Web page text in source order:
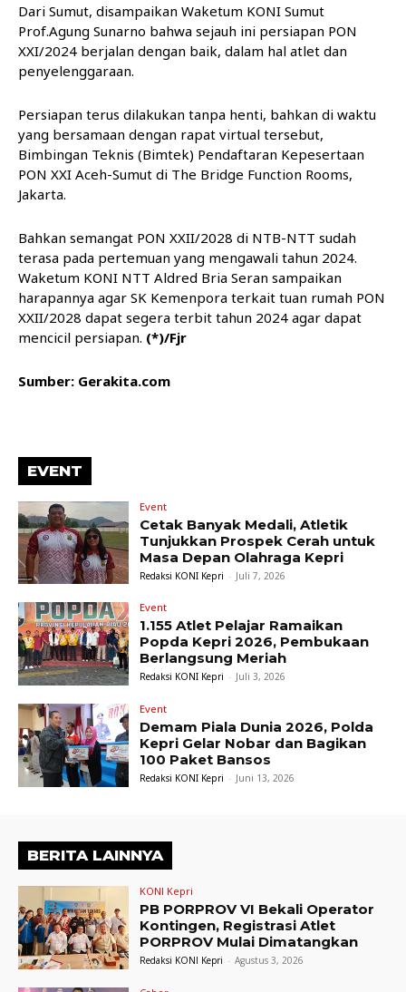
Dari Sumut, disampaikan Waketum KONI Sumut
Prof.Agung Sunarno bahwa sejauh ini persiapan PON
XXI/2024 berjalan dengan baik, dalam hal atlet dan
penyelenggaraan.
Persiapan terus dilakukan tanpa henti, bahkan di waktu
yang bersamaan dengan rapat virtual tersebut,
Bimbingan Teknis (Bimtek) Pendaftaran Kepesertaan
PON XXI Aceh-Sumut di The Bridge Function Rooms,
Jakarta.
Bahkan semangat PON XXII/2028 di NTB-NTT sudah
terasa pada pertemuan yang mengawali tahun 2024.
Waketum KONI NTT Aldred Bria Seran sampaikan
harapannya agar SK Kemenpora terkait tuan rumah PON
XXII/2028 dapat segera terbit tahun 2024 agar dapat
mencicil persiapan. (*)/Fjr
Sumber: Gerakita.com
EVENT
Event
Cetak Banyak Medali, Atletik
Tunjukkan Prospek Cerah untuk
Masa Depan Olahraga Kepri
Redaksi KONI Kepri - Juli 7, 2026
Event
1.155 Atlet Pelajar Ramaikan
Popda Kepri 2026, Pembukaan
Berlangsung Meriah
Redaksi KONI Kepri - Juli 3, 2026
Event
Demam Piala Dunia 2026, Polda
Kepri Gelar Nobar dan Bagikan
100 Paket Bansos
Redaksi KONI Kepri - Juni 13, 2026
BERITA LAINNYA
KONI Kepri
PB PORPROV VI Bekali Operator
Kontingen, Registrasi Atlet
PORPROV Mulai Dimatangkan
Redaksi KONI Kepri - Agustus 3, 2026